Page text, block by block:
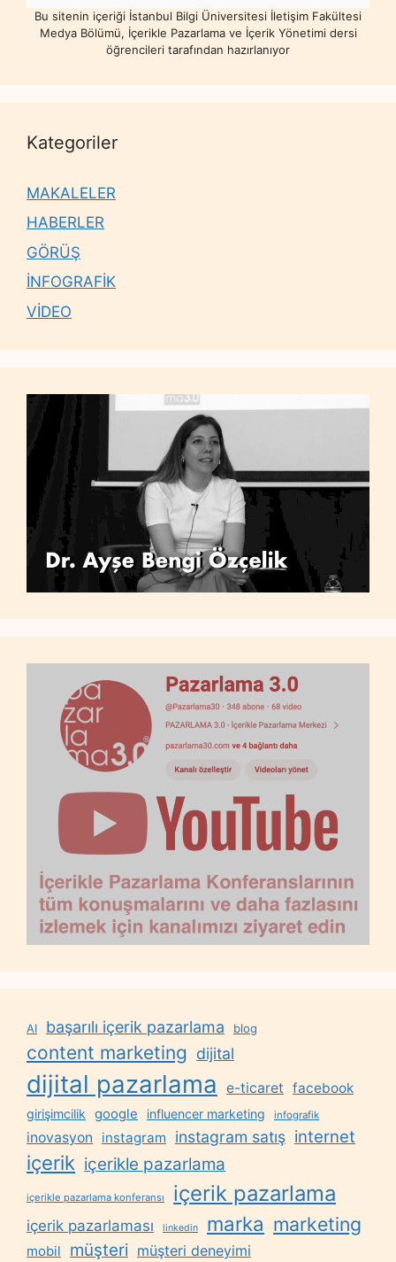
Bu sitenin içeriği İstanbul Bilgi Üniversitesi İletişim Fakültesi
Medya Bölümü, İçerikle Pazarlama ve İçerik Yönetimi dersi
öğrencileri tarafından hazırlanıyor
Kategoriler
MAKALELER
HABERLER
GÖRÜŞ
İNFOGRAFİK
VİDEO
AI başarılı içerik pazarlama blog
content marketing dijital
dijital pazarlama e-ticaret facebook
girişimcilik google influencer marketing infografik
inovasyon instagram instagram satış internet
içerik içerikle pazarlama
içerikle pazarlama konferansı içerik pazarlama
içerik pazarlaması linkedin marka marketing
mobil müşteri müşteri deneyimi